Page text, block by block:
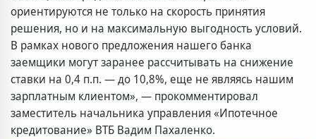
ориентируются не только на скорость принятия
решения, но и на максимальную выгодность условий.
В рамках нового предложения нашего банка
заемщики могут заранее рассчитывать на снижение
ставки на 0,4 п.п. — до 10,8%, еще не являясь нашим
зарплатным клиентом», — прокомментировал
заместитель начальника управления «Ипотечное
кредитование» ВТБ Вадим Пахаленко.